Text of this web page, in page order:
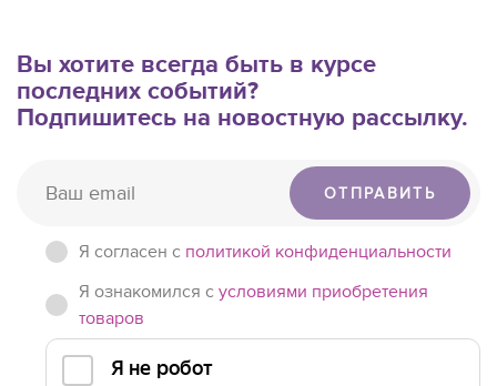
Вы хотите всегда быть в курсе
последних событий?
Подпишитесь на новостную рассылку.
ОТПРАВИТЬ
Я согласен c политикой конфиденциальности
Я ознакомился с условиями приобретения
товаров